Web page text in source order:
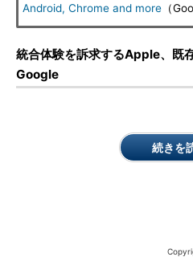
Android, Chrome and more （
統合体験を訴求するApple、既
Google
続きを